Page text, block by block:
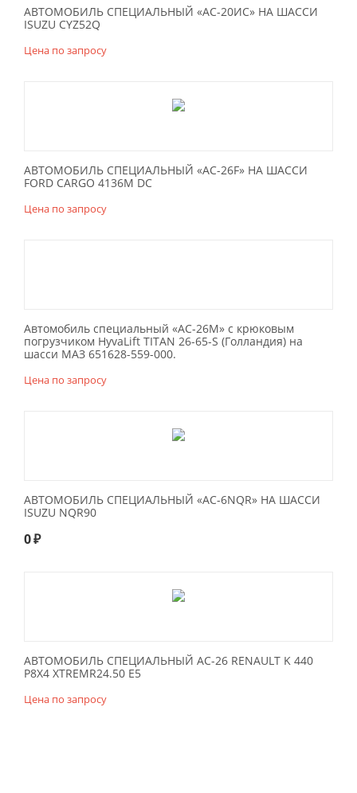
АВТОМОБИЛЬ СПЕЦИАЛЬНЫЙ «АС-20ИС» НА ШАССИ
ISUZU CYZ52Q
Цена по запросу
АВТОМОБИЛЬ СПЕЦИАЛЬНЫЙ «АС-26F» НА ШАССИ
FORD CARGO 4136M DC
Цена по запросу
Автомобиль специальный «АС-26М» с крюковым
погрузчиком HyvaLift TITAN 26-65-S (Голландия) на
шасси МАЗ 651628-559-000.
Цена по запросу
АВТОМОБИЛЬ СПЕЦИАЛЬНЫЙ «АС-6NQR» НА ШАССИ
ISUZU NQR90
0₽
АВТОМОБИЛЬ СПЕЦИАЛЬНЫЙ АС-26 RENAULT K 440
P8X4 XTREMR24.50 E5
Цена по запросу